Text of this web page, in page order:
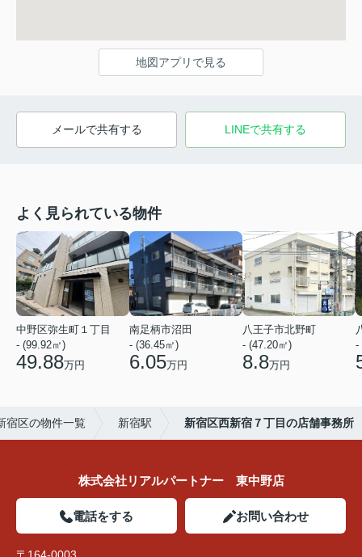
地図アプリで見る
メールで共有する LINEで共有する
よく見られている物件
中野区弥生町１丁目
- (99.92㎡)
49.88万円
南足柄市沼田
- (36.45㎡)
6.05万円
八王子市北野町
- (47.20㎡)
8.8万円
-
宿区の物件一覧 新宿駅 新宿区西新宿７丁目の店舗事務所
株式会社リアルパートナー 東中野店
電話をする お問い合わせ
〒164-0003